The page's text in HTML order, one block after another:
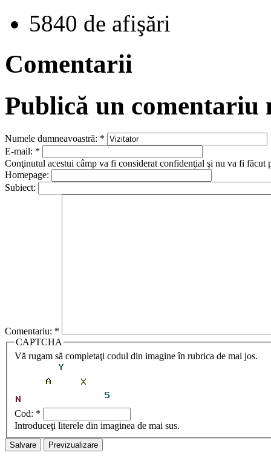
5840 de afişări
Comentarii
Publică un comentariu
Numele dumneavoastră: *
E-mail: *
Conţinutul acestui câmp va fi considerat confidenţial şi nu va fi făcut
Homepage:
Subiect:
Comentariu: *
CAPTCHA
Vă rugam să completaţi codul din imagine în rubrica de mai jos.
Cod: *
Introduceţi literele din imaginea de mai sus.